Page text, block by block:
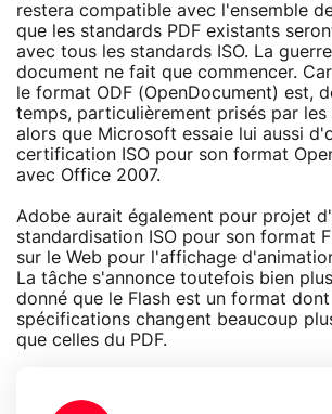
restera compatible avec l'ensemble
que les standards PDF existants
avec tous les standards ISO. La
document ne fait que commencer.
le format ODF (OpenDocument) est,
temps, particulièrement prisés par
alors que Microsoft essaie lui aussi
certification ISO pour son format
avec Office 2007.
Adobe aurait également pour projet
standardisation ISO pour son format
sur le Web pour l'affichage
La tâche s'annonce toutefois bien
donné que le Flash est un format
spécifications changent beaucoup
que celles du PDF.